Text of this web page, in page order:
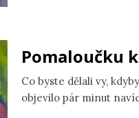
Pomaloučku
Co byste dělali vy,
objevilo pár minut